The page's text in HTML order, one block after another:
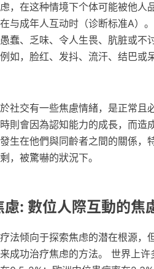
，在这种情境下个体可能被他人
与成年人互动时（诊断标准A）
蠢、乏味、令人生畏、肮脏或
如，脸红、发抖、流汗、结巴或
社交有一些焦慮情緒，是正常
則會因為認知能力的成長，而
生在他們與同齡者之間的關係
，被驚嚇的狀況下。
: 數位人際互動的焦
法倾向于探索焦虑的潜在根源
成功治疗焦虑的方法。 世界上